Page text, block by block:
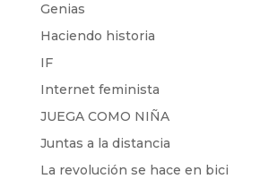
Genias
Haciendo historia
IF
Internet feminista
JUEGA COMO NIÑA
Juntas a la distancia
La revolución se hace en bici